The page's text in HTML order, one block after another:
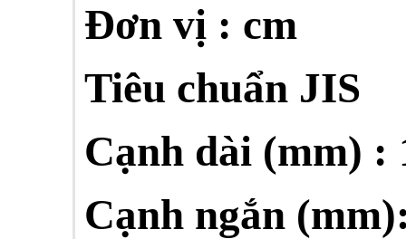
Đơn vị : cm
Tiêu chuẩn JIS
Cạnh dài (mm) :
Cạnh ngắn